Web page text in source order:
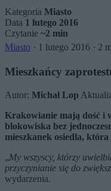
Kategoria Miasto
Data 1 lutego 2016
Czytanie ~2 min
Miasto · 1 lutego 2016 · 2
Mieszkańcy
Autor: Michał Lop
Krakowianie mają dość i
blokowiska bez
mieszkanek osiedla,
„My wszyscy, którzy
przyczynianie się do
wydarzenia.